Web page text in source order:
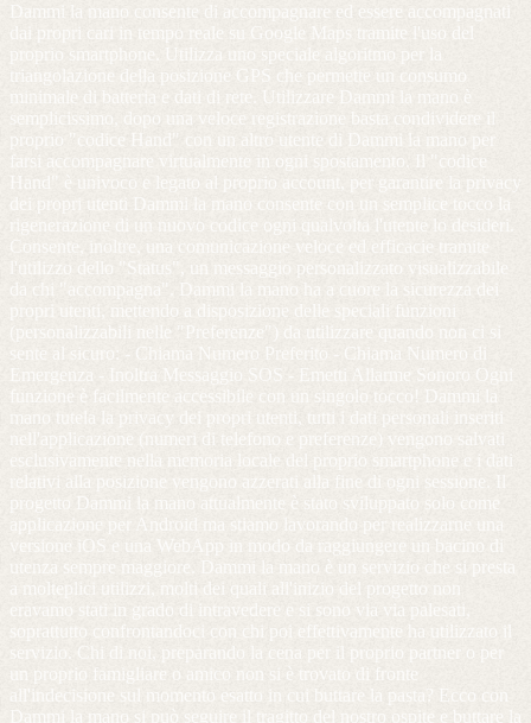
Dammi la mano consente di accompagnare ed essere accompagnati
dai propri cari in tempo reale su Google Maps tramite l'uso del
proprio smartphone. Utilizza uno speciale algoritmo per la
triangolazione della posizione GPS che permette un consumo
minimale di batteria e dati di rete. Utilizzare Dammi la mano è
semplicissimo, dopo una veloce registrazione basta condividere il
proprio "codice Hand" con un altro utente di Dammi la mano per
farsi accompagnare virtualmente in ogni spostamento. Il "codice
Hand" è univoco e legato al proprio account, per garantire la privacy
dei propri utenti Dammi la mano consente con un semplice tocco la
rigenerazione di un nuovo codice ogni qualvolta l'utente lo desideri.
Consente, inoltre, una comunicazione veloce ed efficacie tramite
l'utilizzo dello "Status", un messaggio personalizzato visualizzabile
da chi "accompagna". Dammi la mano ha a cuore la sicurezza dei
propri utenti, mettendo a disposizione delle speciali funzioni
(personalizzabili nelle "Preferenze") da utilizzare quando non ci si
sente al sicuro: - Chiama Numero Preferito - Chiama Numero di
Emergenza - Inoltra Messaggio SOS - Emetti Allarme Sonoro Ogni
funzione è facilmente accessibile con un singolo tocco! Dammi la
mano tutela la privacy dei propri utenti, tutti i dati personali inseriti
nell'applicazione (numeri di telefono e preferenze) vengono salvati
esclusivamente nella memoria locale del proprio smartphone e i dati
relativi alla posizione vengono azzerati alla fine di ogni sessione. Il
progetto Dammi la mano attualmente è stato sviluppato solo come
applicazione per Android ma stiamo lavorando per realizzarne una
versione iOS e una WebApp in modo da raggiungere un bacino di
utenza sempre maggiore. Dammi la mano è un servizio che si presta
a molteplici utilizzi, molti dei quali all'inizio del progetto non
eravamo stati in grado di intravedere e si sono via via palesati,
soprattutto confrontandoci con chi poi effettivamente ha utilizzato il
servizio. Chi di noi, preparando la cena per il proprio partner o per
un proprio famigliare o amico non si è trovato di fronte
all'indecisione sul momento esatto in cui buttare la pasta? Ecco con
Dammi la mano si può seguire il tragitto del nostro ospite e buttare la